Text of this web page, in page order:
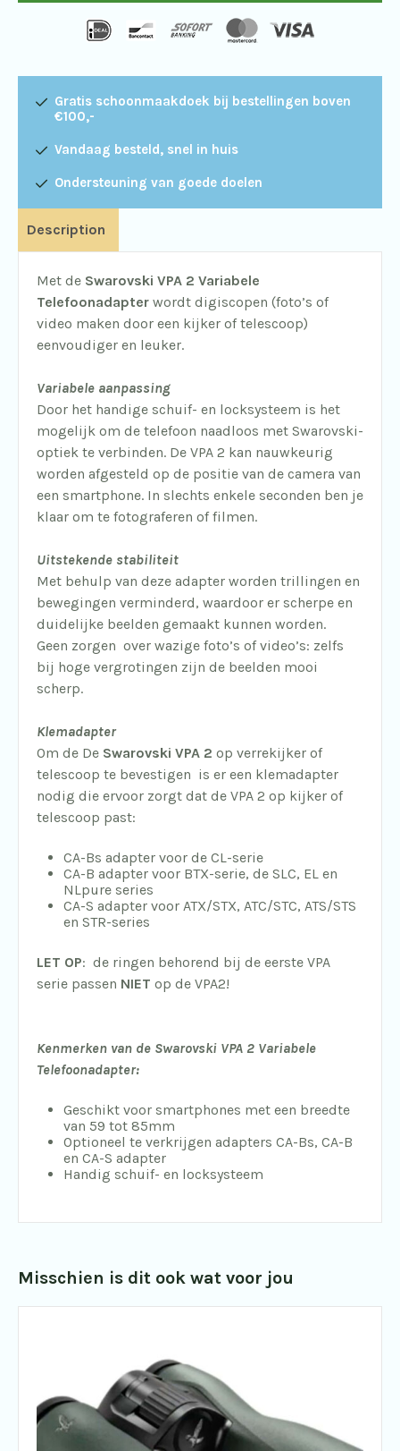
Gratis schoonmaakdoek bij bestellingen boven
€100,-
Vandaag besteld, snel in huis
Ondersteuning van goede doelen
Description
Met de Swarovski VPA 2 Variabele
Telefoonadapter wordt digiscopen (foto’s of
video maken door een kijker of telescoop)
eenvoudiger en leuker.
Variabele aanpassing
Door het handige schuif- en locksysteem is het
mogelijk om de telefoon naadloos met Swarovski-
optiek te verbinden. De VPA 2 kan nauwkeurig
worden afgesteld op de positie van de camera van
een smartphone. In slechts enkele seconden ben je
klaar om te fotograferen of filmen.
Uitstekende stabiliteit
Met behulp van deze adapter worden trillingen en
bewegingen verminderd, waardoor er scherpe en
duidelijke beelden gemaakt kunnen worden.
Geen zorgen over wazige foto’s of video’s: zelfs
bij hoge vergrotingen zijn de beelden mooi
scherp.
Klemadapter
Om de De Swarovski VPA 2 op verrekijker of
telescoop te bevestigen is er een klemadapter
nodig die ervoor zorgt dat de VPA 2 op kijker of
telescoop past:
CA-Bs adapter voor de CL-serie
CA-B adapter voor BTX-serie, de SLC, EL en
NLpure series
CA-S adapter voor ATX/STX, ATC/STC, ATS/STS
en STR-series
LET OP: de ringen behorend bij de eerste VPA
serie passen NIET op de VPA2!
Kenmerken van de Swarovski VPA 2 Variabele
Telefoonadapter:
Geschikt voor smartphones met een breedte
van 59 tot 85mm
Optioneel te verkrijgen adapters CA-Bs, CA-B
en CA-S adapter
Handig schuif- en locksysteem
Misschien is dit ook wat voor jou